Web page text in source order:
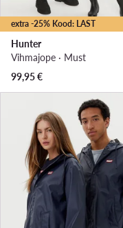
extra -25% Kood: LAST
Hunter
Vihmajope · Must
99,95€